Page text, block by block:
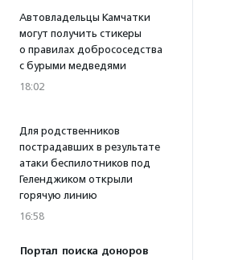
Автовладельцы Камчатки
могут получить стикеры
о правилах добрососедства
с бурыми медведями
18:02
Для родственников
пострадавших в результате
атаки беспилотников под
Геленджиком открыли
горячую линию
16:58
Портал поиска доноров